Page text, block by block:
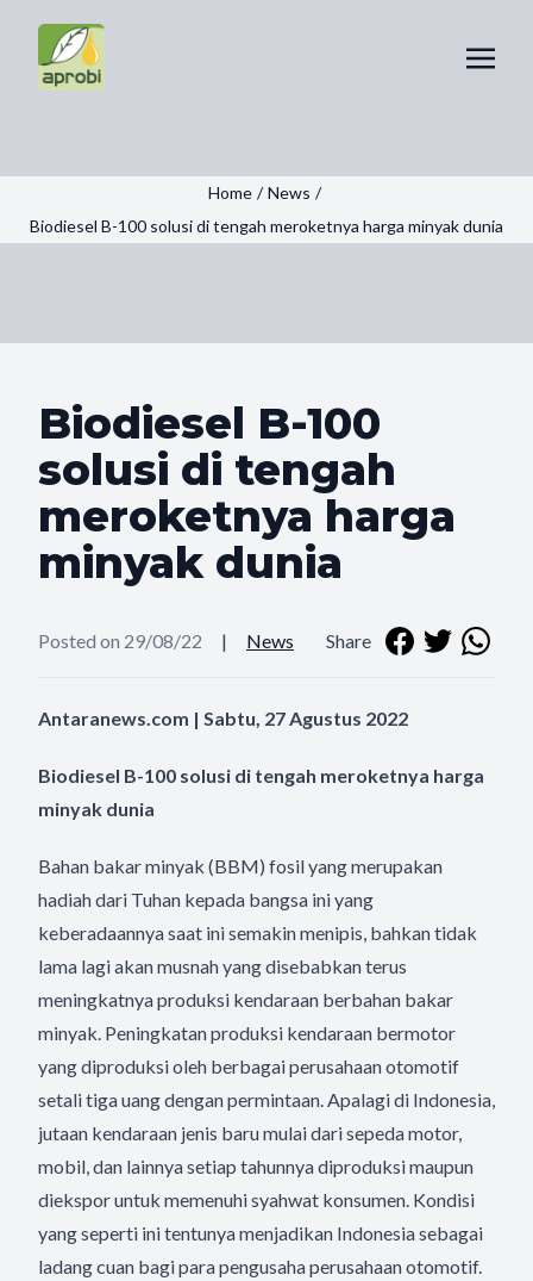
Home / News /
Biodiesel B-100 solusi di tengah meroketnya harga minyak dunia
Biodiesel B-100
solusi di tengah
meroketnya harga
minyak dunia
Posted on 29/08/22 | News Share
Antaranews.com | Sabtu, 27 Agustus 2022
Biodiesel B-100 solusi di tengah meroketnya harga
minyak dunia
Bahan bakar minyak (BBM) fosil yang merupakan
hadiah dari Tuhan kepada bangsa ini yang
keberadaannya saat ini semakin menipis, bahkan tidak
lama lagi akan musnah yang disebabkan terus
meningkatnya produksi kendaraan berbahan bakar
minyak. Peningkatan produksi kendaraan bermotor
yang diproduksi oleh berbagai perusahaan otomotif
setali tiga uang dengan permintaan. Apalagi di Indonesia,
jutaan kendaraan jenis baru mulai dari sepeda motor,
mobil, dan lainnya setiap tahunnya diproduksi maupun
diekspor untuk memenuhi syahwat konsumen. Kondisi
yang seperti ini tentunya menjadikan Indonesia sebagai
ladang cuan bagi para pengusaha perusahaan otomotif.